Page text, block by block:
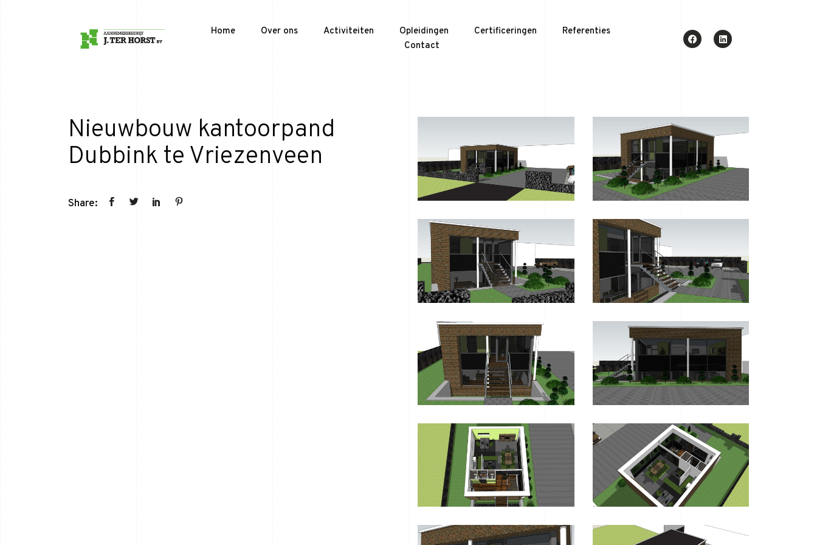
Home Over ons Activiteiten Opleidingen Certificeringen
Referenties
Contact
Nieuwbouw kantoorpand
Dubbink te Vriezenveen
Share: